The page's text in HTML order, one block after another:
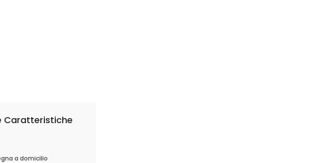
Caratteristiche
a domicilio